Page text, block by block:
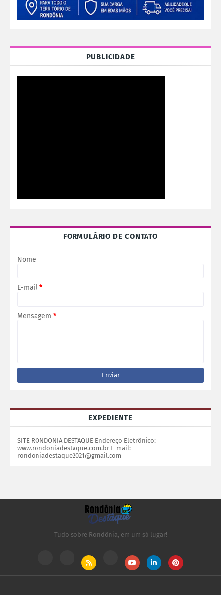
PUBLICIDADE
FORMULÁRIO DE CONTATO
Nome
E-mail *
Mensagem *
EXPEDIENTE
SITE RONDONIA DESTAQUE Endereço Eletrônico:
www.rondoniadestaque.com.br E-mail:
rondoniadestaque2021@gmail.com
Tudo sobre Rondônia, em um só lugar!